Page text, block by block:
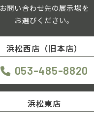
お問い合わせ先の展示場を
お選びください。
浜松西店（旧本店）
053-485-8820
浜松東店